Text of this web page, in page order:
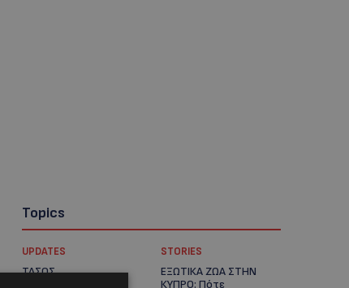
Topics
UPDATES
ΤΑΣΟΣ
STORIES
ΕΞΩΤΙΚΑ ΖΩΑ ΣΤΗΝ
ΚΥΠΡΟ: Πότε